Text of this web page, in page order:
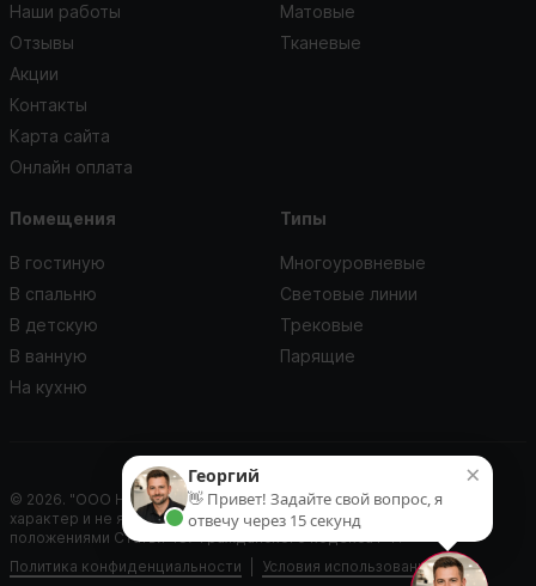
Наши работы
Отзывы
Акции
Контакты
Карта сайта
Онлайн оплата
Матовые
Тканевые
Помещения
В гостиную
В спальню
В детскую
В ванную
На кухню
Типы
Многоуровневые
Световые линии
Трековые
Парящие
© 2026. "ООО Нью Лайф". Данный сайт носит информационный
характер и не является публичной офертой, определяемой
положениями Статьи 437 Гражданского кодекса РФ.
Политика конфиденциальности
Условия использования
×
Георгий
👋 Привет! Задайте свой вопрос, я
отвечу через 15 секунд